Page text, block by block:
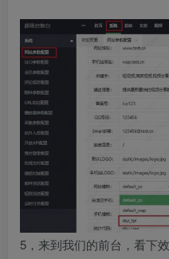
5，来到我们的前台，看下